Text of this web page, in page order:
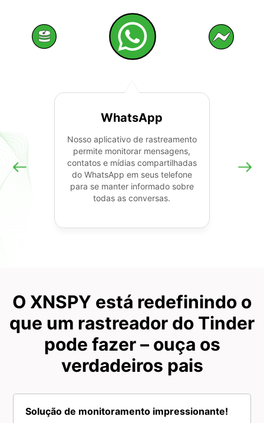
WhatsApp
Nosso aplicativo de rastreamento
permite monitorar mensagens,
contatos e mídias compartilhadas
do WhatsApp em seus telefone
para se manter informado sobre
todas as conversas.
O XNSPY está redefinindo o
que um rastreador do Tinder
pode fazer – ouça os
verdadeiros pais
Solução de monitoramento impressionante!